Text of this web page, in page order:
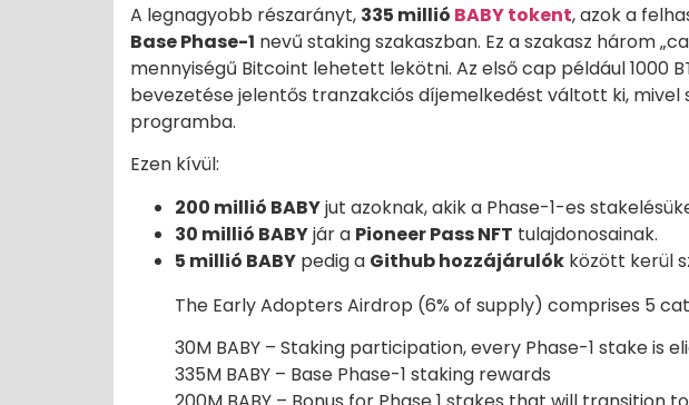
A legnagyobb részarányt, 335 millió BABY tokent, azok a
Base Phase-1 nevű staking szakaszban. Ez a szakasz három
mennyiségű Bitcoint lehetett lekötni. Az első cap például 1000
bevezetése jelentős tranzakciós díjemelkedést váltott ki,
programba.
Ezen kívül:
200 millió BABYjut azoknak, akik a Phase-1-es
30 millió BABYjár a Pioneer Pass NFT tulajdonosainak.
5 millió BABY pedig a Github hozzájárulók között kerül
The Early Adopters Airdrop (6% of supply) comprises 5
30M BABY – Staking participation, every Phase-1 stake is
335M BABY – Base Phase-1 staking rewards